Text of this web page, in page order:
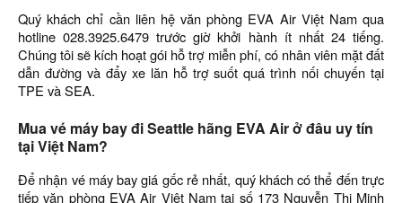
Quý khách chỉ cần liên hệ văn phòng EVA Air Việt Nam qua
hotline 028.3925.6479 trước giờ khởi hành ít nhất 24 tiếng.
Chúng tôi sẽ kích hoạt gói hỗ trợ miễn phí, có nhân viên mặt đất
dẫn đường và đẩy xe lăn hỗ trợ suốt quá trình nối chuyến tại
TPE và SEA.
Mua vé máy bay đi Seattle hãng EVA Air ở đâu uy tín
tại Việt Nam?
Để nhận vé máy bay giá gốc rẻ nhất, quý khách có thể đến trực
tiếp văn phòng EVA Air Việt Nam tại số 173 Nguyễn Thị Minh